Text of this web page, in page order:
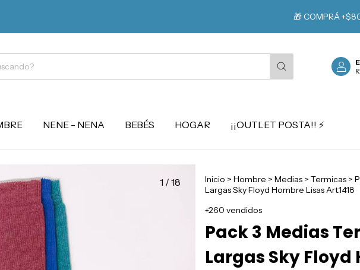
🎁 COMPRÁ +$80.000
NENE - NENA BEBÉS HOGAR ¡¡OUTLET POSTA!! ⚡️
1 / 18 Inicio > Hombre > Medias > Termicas >
Largas Sky Floyd Hombre Lisas Art.1418
+260 vendidos
Pack 3 Medias
Largas Sky Floyd